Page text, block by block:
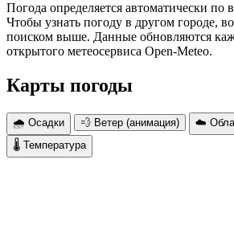
Погода определяется автоматически по
Чтобы узнать погоду в другом городе,
поиском выше. Данные обновляются
открытого метеосервиса Open-Meteo.
Карты погоды
🌧 Осадки 💨 Ветер (анимация)
☁️
🌡 Температура